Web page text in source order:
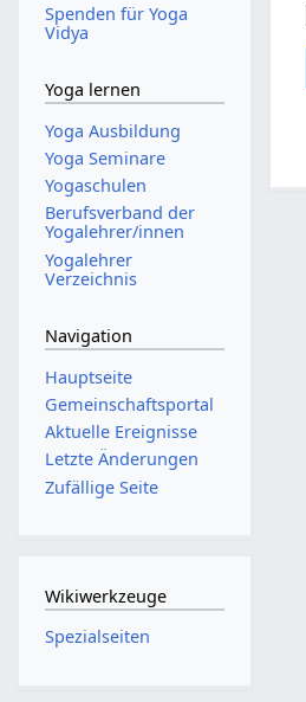
Spenden für Yoga
Vidya
Yoga lernen
Yoga Ausbildung
Yoga Seminare
Yogaschulen
Berufsverband der
Yogalehrer/innen
Yogalehrer
Verzeichnis
Navigation
Hauptseite
Gemeinschafts­portal
Aktuelle Ereignisse
Letzte Änderungen
Zufällige Seite
Wikiwerkzeuge
Spezialseiten